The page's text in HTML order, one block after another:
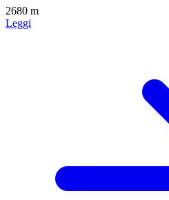
2680 m
Leggi